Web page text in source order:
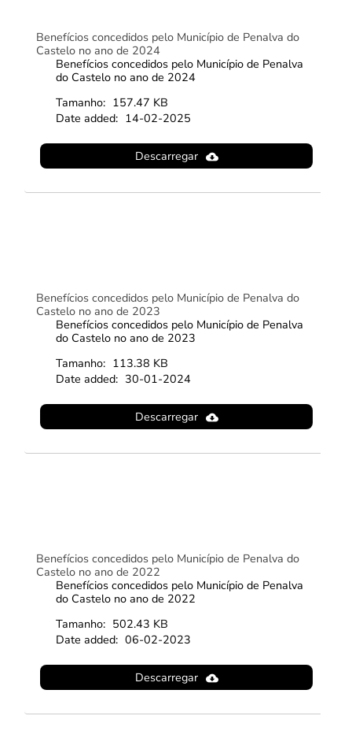
Benefícios concedidos pelo Município de Penalva do
Castelo no ano de 2024
Benefícios concedidos pelo Município de Penalva
do Castelo no ano de 2024
Tamanho: 157.47 KB
Date added: 14-02-2025
Descarregar
Benefícios concedidos pelo Município de Penalva do
Castelo no ano de 2023
Benefícios concedidos pelo Município de Penalva
do Castelo no ano de 2023
Tamanho: 113.38 KB
Date added: 30-01-2024
Descarregar
Benefícios concedidos pelo Município de Penalva do
Castelo no ano de 2022
Benefícios concedidos pelo Município de Penalva
do Castelo no ano de 2022
Tamanho: 502.43 KB
Date added: 06-02-2023
Descarregar